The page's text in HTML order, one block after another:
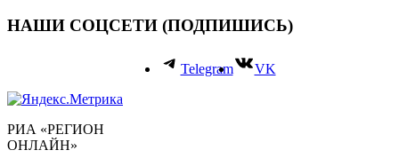
НАШИ СОЦСЕТИ (ПОДПИШИСЬ)
Telegram VK
РИА «РЕГИОН
ОНЛАЙН»